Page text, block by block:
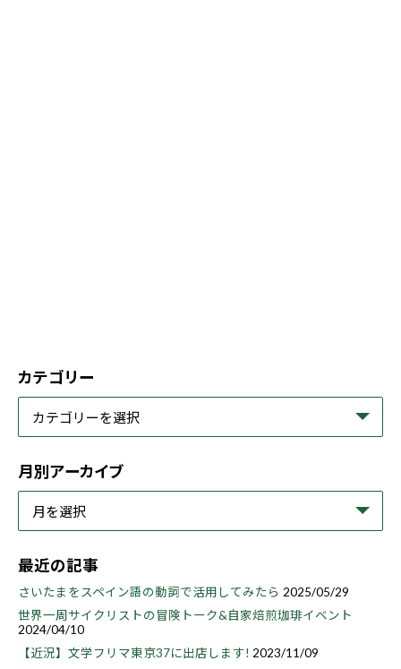
カテゴリー
月別アーカイブ
最近の記事
さいたまをスペイン語の動詞で活用してみたら 2025/05/29
世界一周サイクリストの冒険トーク&自家焙煎珈琲イベント
2024/04/10
【近況】文学フリマ東京37に出店します! 2023/11/09